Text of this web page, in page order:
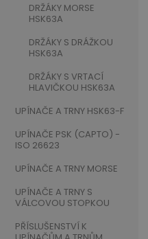
DRŽÁKY MORSE
HSK63A
DRŽÁKY S DRÁŽKOU
HSK63A
DRŽÁKY S VRTACÍ
HLAVIČKOU HSK63A
UPÍNAČE A TRNY HSK63-F
UPÍNAČE PSK (CAPTO) -
ISO 26623
UPÍNAČE A TRNY MORSE
UPÍNAČE A TRNY S
VÁLCOVOU STOPKOU
PŘÍSLUŠENSTVÍ K